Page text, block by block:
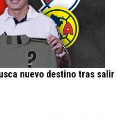
nuevo destino tras salir